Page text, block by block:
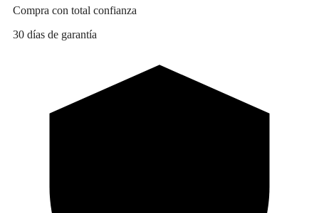
Compra con total confianza
30 días de garantía